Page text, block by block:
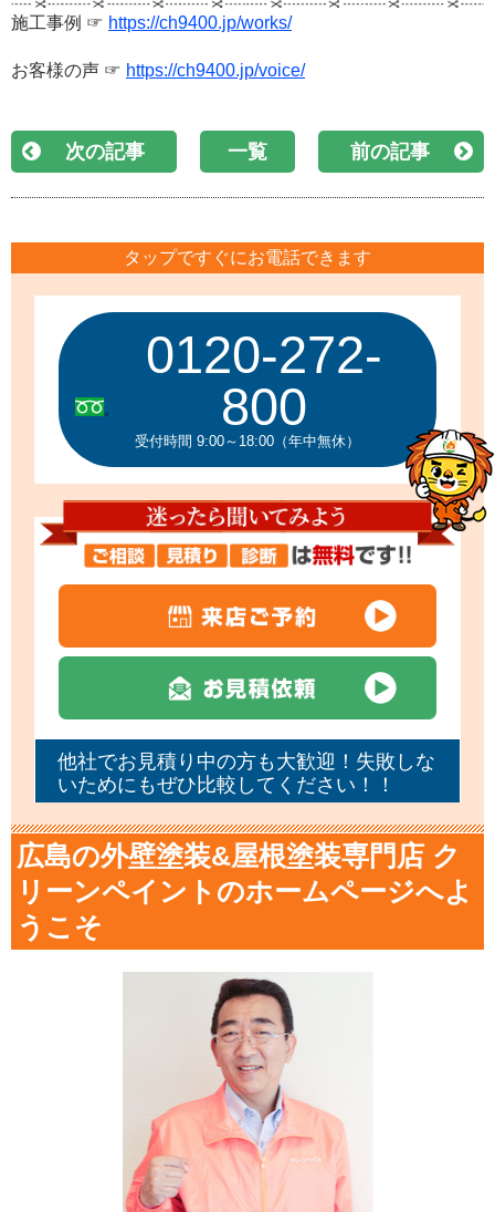
施工事例 ☞ https://ch9400.jp/works/
お客様の声 ☞ https://ch9400.jp/voice/
次の記事 一覧 前の記事
タップですぐにお電話できます
0120-272-
800
受付時間 9:00～18:00（年中無休）
他社でお見積り中の方も大歓迎！失敗しな
いためにもぜひ比較してください！！
広島の外壁塗装&屋根塗装専門店 ク
リーンペイントのホームページへよ
うこそ